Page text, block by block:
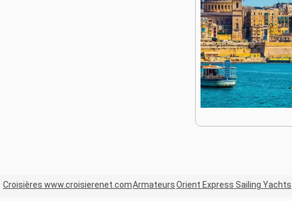
Croisières www.croisierenet.comArmateursOrient Express Sailing Yachts